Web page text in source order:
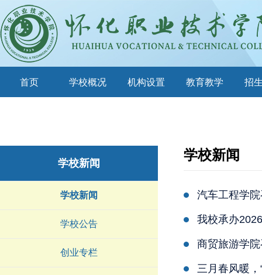
首页 学校概况 机构设置 教育教学 招
学校新闻
学校新闻
学校公告
创业专栏
学校新闻
汽车工程学
我校承办
商贸旅游学
三月春风暖